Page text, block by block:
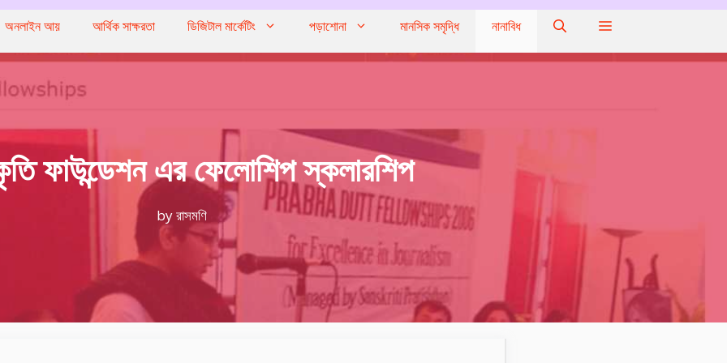
অনলাইন আয় আর্থিক সাক্ষরতা ডিজিটাল মার্কেটিং পড়াশোনা মানসিক সমৃদ্ধি নানাবিধ
ফাউন্ডেশন এর ফেলোশিপ স্কলারশিপ
byরাসমণি